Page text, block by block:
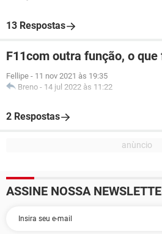
13 Respostas
F11com outra função, o que
Fellipe - 11 nov 2021 às 19:35
Breno - 14 jul 2022 às 11:22
2 Respostas
ASSINE NOSSA